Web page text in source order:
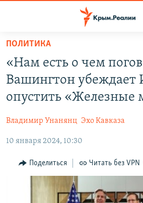
Вернуться
основному
содержанию
главной
навигации
Вернутся
поиску
11 ЛЕТ ОККУПАЦИИ КРЫМА. 11 ИСТОРИЙ
ЕЩЕ
ИНТЕРАКТИВ
ИНФОГРАФИКА
ТЕЛЕПРОЕКТ КРЫМ.РЕАЛИИ
СОВЕТЫ ПРАВОЗАЩИТНИКОВ
РАДІО СВОБОДА
КАК ОБОЙТИ БЛОКИРОВКУ
Українською
ПОЛИТИКА
«Нам есть о чем
Вашингтон убеждает
опустить «Железные
Владимир Унанянц Эхо Кавказа
10 января 2024, 10:30
Поделиться Читать без VPN